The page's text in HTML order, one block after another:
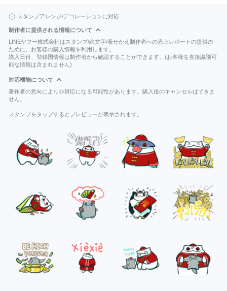
スタンプアレンジ/デコレーションに対応
制作者に提供される情報について
LINEヤフー株式会社はスタンプ/絵文字/着せかえ制作者への売上レポートの提供の
ために、お客様の購入情報を利用します。
購入日付、登録国情報は制作者から確認することができます。(お客様を直接識別可
能な情報は含まれません)
対応機能について
著作者の意向により非対応になる可能性があります。購入後のキャンセルはできま
せん。
スタンプをタップするとプレビューが表示されます。